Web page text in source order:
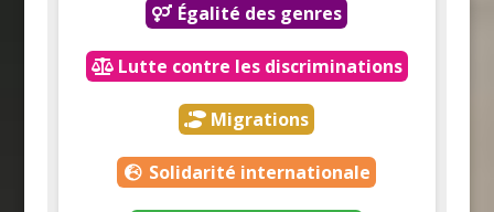
Égalité des genres
Lutte contre les discriminations
Migrations
Solidarité internationale